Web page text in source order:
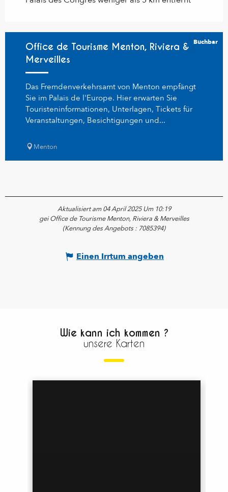
Office de Tourisme Menton, Riviera &
Merveilles
Das Fremdenverkehrsamt von Menton empfängt
Sie im Palais de l'Europe. Hier erwarten Sie
Touristeninformationen, Unterlagen, Tickets für
Veranstaltungen, Besichtigungen und...
Menton
Buchbar
Aktualisiert am 04 April 2025 Um 10:19
gei Office de Tourisme Menton, Riviera & Merveilles
(Kennung des Angebots : 7085394)
Einen Irrtum angeben
Wie kann ich kommen ?
unsere Karten